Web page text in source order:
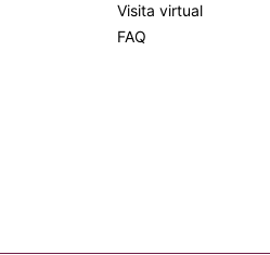
Visita virtual
FAQ